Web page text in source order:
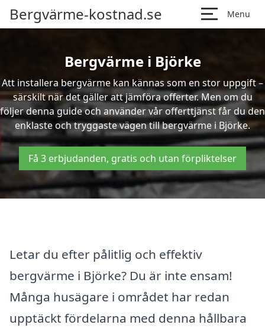
Bergvärme-kostnad.se Menu
Bergvärme i Björke
Att installera bergvärme kan kännas som en stor uppgift –
särskilt när det gäller att jämföra offerter. Men om du
följer denna guide och använder vår offerttjänst får du den
enklaste och tryggaste vägen till bergvärme i Björke.
Få 3 erbjudanden, gratis och utan förpliktelser
Letar du efter pålitlig och effektiv
bergvärme i Björke? Du är inte ensam!
Många husägare i området har redan
upptäckt fördelarna med denna hållbara